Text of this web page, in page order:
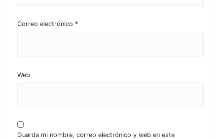
Correo electrónico *
Web
Guarda mi nombre, correo electrónico y web en este